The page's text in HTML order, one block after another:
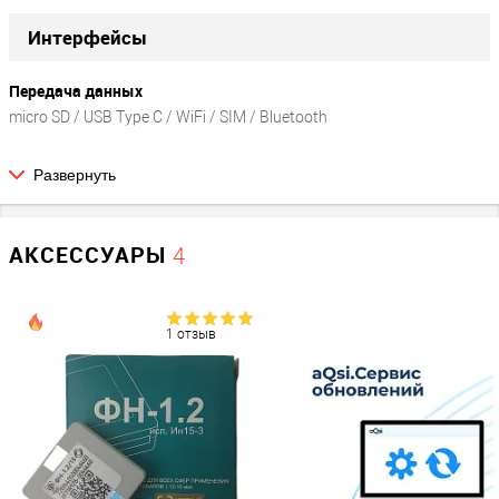
Интерфейсы
Передача данных
micro SD / USB Type С / WiFi / SIM / Bluetooth
Сеть
есть
Bluetooth / Wi-Fi / GSM
Количество SIM-карт
Размер SIM-карт
micro-SIM
Стандарт сотовой связи
Развернуть
АКСЕССУАРЫ 4
1 отзыв